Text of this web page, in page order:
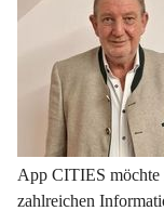
App CITIES möchte
zahlreichen